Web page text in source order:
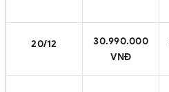
20/12
30.990.000
VNĐ